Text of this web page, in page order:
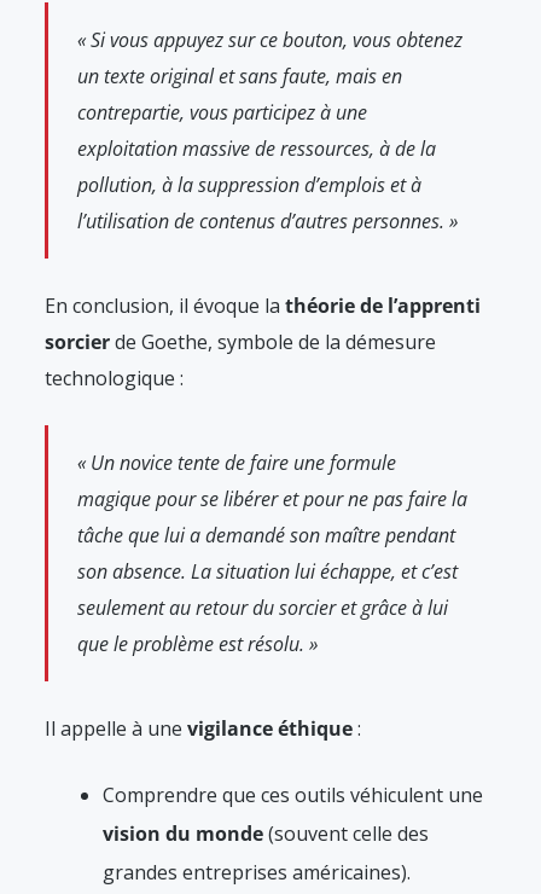
« Si vous appuyez sur ce bouton, vous obtenez
un texte original et sans faute, mais en
contrepartie, vous participez à une
exploitation massive de ressources, à de la
pollution, à la suppression d’emplois et à
l’utilisation de contenus d’autres personnes. »
En conclusion, il évoque la théorie de l’apprenti
sorcierde Goethe, symbole de la démesure
technologique :
« Un novice tente de faire une formule
magique pour se libérer et pour ne pas faire la
tâche que lui a demandé son maître pendant
son absence. La situation lui échappe, et c’est
seulement au retour du sorcier et grâce à lui
que le problème est résolu. »
Il appelle à une vigilance éthique:
Comprendre que ces outils véhiculent une
vision du monde(souvent celle des
grandes entreprises américaines).